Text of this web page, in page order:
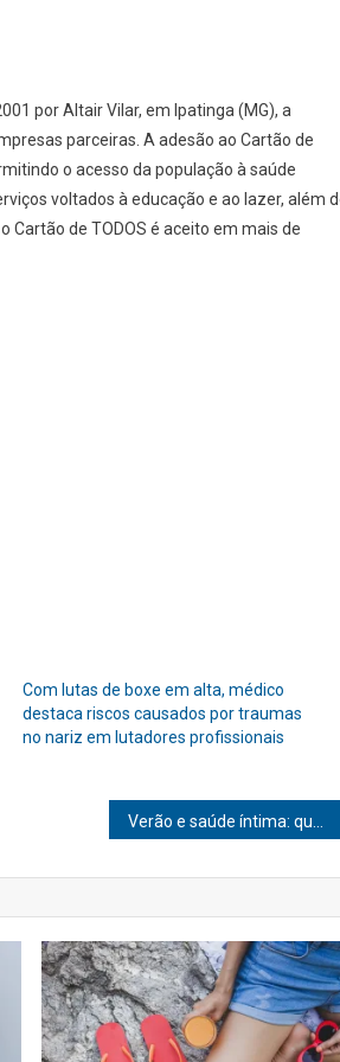
por Altair Vilar, em Ipatinga (MG), a
parceiras. A adesão ao Cartão de
o acesso da população à saúde
voltados à educação e ao lazer, além
Cartão de TODOS é aceito em mais de
Com lutas de boxe em alta, médico
destaca riscos causados por traumas
no nariz em lutadores profissionais